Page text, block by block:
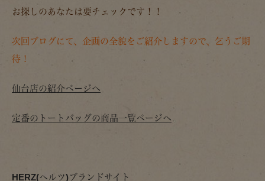
お探しのあなたは要チェックです！！
次回ブログにて、企画の全貌をご紹介しますので、乞うご期
待！
仙台店の紹介ページへ
定番のトートバッグの商品一覧ページへ
HERZ(ヘルツ)ブランドサイト